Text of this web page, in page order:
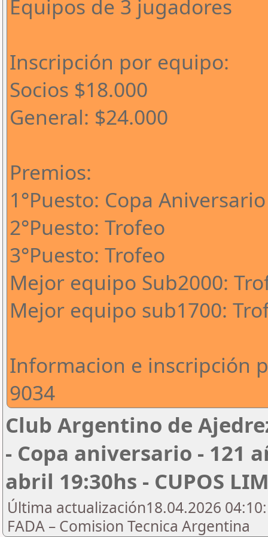
Equipos de 3 jugadores
Inscripción por equipo:
Socios $18.000
General: $24.000
Premios:
1°Puesto: Copa Aniversario
2°Puesto: Trofeo
3°Puesto: Trofeo
Mejor equipo Sub2000:
Mejor equipo sub1700:
Informacion e inscripción
9034
Club Argentino de
- Copa aniversario - 121
abril 19:30hs - CUPOS
Última actualización18.04.2026
FADA – Comision Tecnica Argentina